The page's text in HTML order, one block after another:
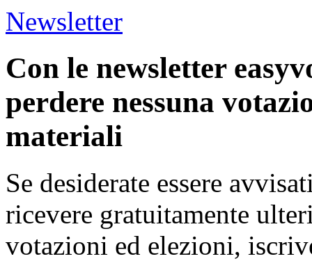
Newsletter
Con le newsletter
perdere nessuna
materiali
Se desiderate essere
ricevere gratuitamente
votazioni ed elezioni,